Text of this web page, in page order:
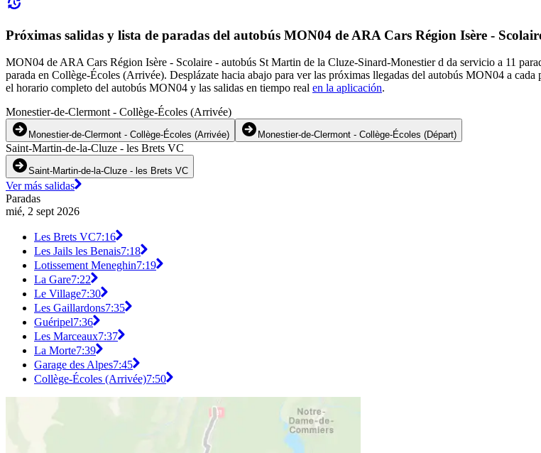
Próximas salidas y lista de paradas del autobús MON04 de ARA Cars Région Isère -
MON04 de ARA Cars Région Isère - Scolaire - autobús St Martin de la Cluze-Sinard-Monestier d da servicio a 11
parada en Collège-Écoles (Arrivée). Desplázate hacia abajo para ver las próximas llegadas del autobús MON04 a
el horario completo del autobús MON04 y las salidas en tiempo real en la aplicación.
Monestier-de-Clermont - Collège-Écoles (Arrivée)
Monestier-de-Clermont - Collège-Écoles (Arrivée) Monestier-de-Clermont - Collège-Écoles (Départ)
Saint-Martin-de-la-Cluze - les Brets VC
Saint-Martin-de-la-Cluze - les Brets VC
Ver más salidas
Paradas
mié, 2 sept 2026
Les Brets VC7:16
Les Jails les Benais7:18
Lotissement Meneghin7:19
La Gare7:22
Le Village7:30
Les Gaillardons7:35
Guéripel7:36
Les Marceaux7:37
La Morte7:39
Garage des Alpes7:45
Collège-Écoles (Arrivée)7:50